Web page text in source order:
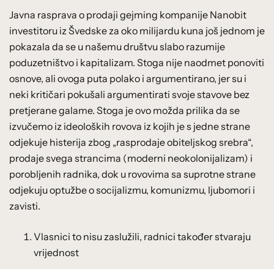
Javna rasprava o prodaji gejming kompanije Nanobit
investitoru iz Švedske za oko milijardu kuna još jednom je
pokazala da se u našemu društvu slabo razumije
poduzetništvo i kapitalizam. Stoga nije naodmet ponoviti
osnove, ali ovoga puta polako i argumentirano, jer su i
neki kritičari pokušali argumentirati svoje stavove bez
pretjerane galame. Stoga je ovo možda prilika da se
izvučemo iz ideoloških rovova iz kojih je s jedne strane
odjekuje histerija zbog „rasprodaje obiteljskog srebra“,
prodaje svega strancima (moderni neokolonijalizam) i
porobljenih radnika, dok u rovovima sa suprotne strane
odjekuju optužbe o socijalizmu, komunizmu, ljubomori i
zavisti.
Vlasnici to nisu zaslužili, radnici također stvaraju
vrijednost